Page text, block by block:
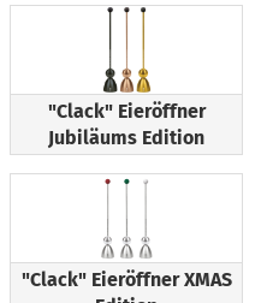
"Clack" Eieröffner
Jubiläums Edition
"Clack" Eieröffner XMAS